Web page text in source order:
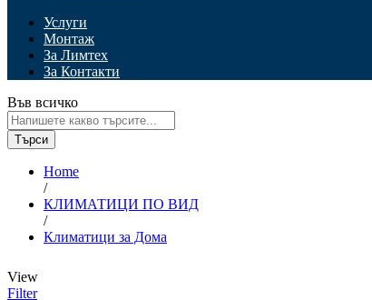
Услуги
Монтаж
За Лимтех
За Контакти
Във всичко
Търси
Home
/
КЛИМАТИЦИ ПО ВИД
/
Климатици за Дома
View
Filter